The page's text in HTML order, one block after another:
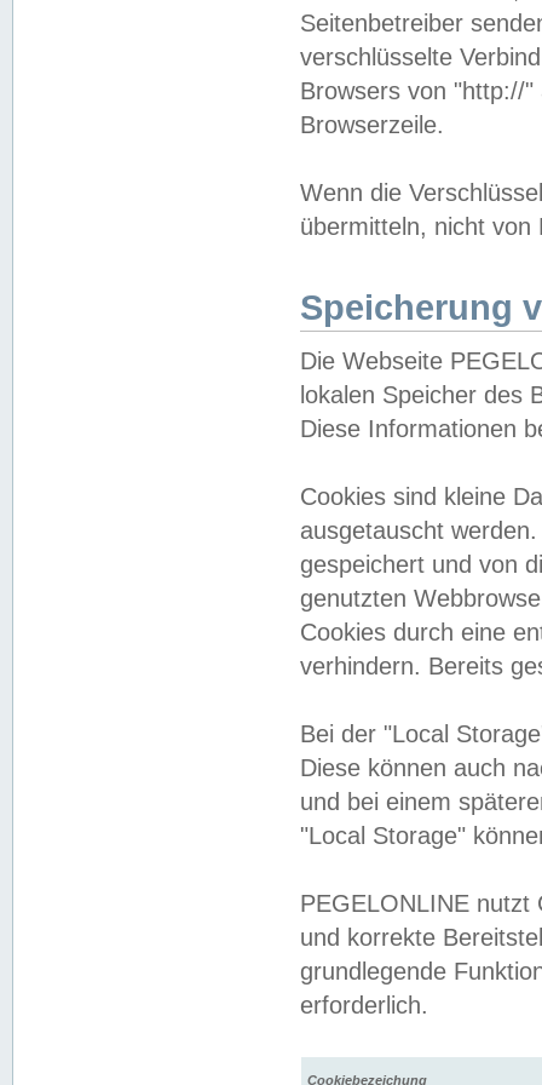
Seitenbetreiber
verschlüsselte
Browsers von "http://
Browserzeile.
Wenn die
übermitteln, nicht von
Speicherung
Die Webseite
lokalen Speicher des
Diese Informationen
Cookies sind kleine
ausgetauscht
gespeichert und von
genutzten
Cookies durch eine
verhindern. Bereits
Bei der "Local
Diese können auch
und bei einem
"Local Storage"
PEGELONLINE nutzt
und korrekte
grundlegende
erforderlich.
Cookiebezeichung